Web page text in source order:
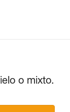
o mixto.